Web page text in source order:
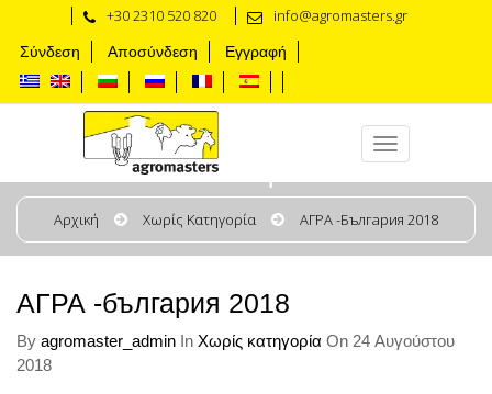
+30 2310 520 820 info@agromasters.gr
Σύνδεση Αποσύνδεση Εγγραφή
АГРА -българия 2018
Αρχική Χωρίς Κατηγορία АГРА -българия 2018
АГРА -българия 2018
By agromaster_admin In Χωρίς κατηγορία On 24 Αυγούστου
2018